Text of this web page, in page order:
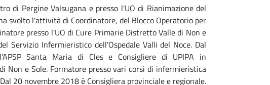
di Pergine Valsugana e presso l'UO di Rianimazione del
svolto l'attività di Coordinatore, del Blocco Operatorio per
presso l'UO di Cure Primarie Distretto Valle di Non e
Servizio Infermieristico dell'Ospedale Valli del Noce. Dal
Santa Maria di Cles e Consigliere di UPIPA in
Non e Sole. Formatore presso vari corsi di infermieristica
20 novembre 2018 è Consigliera provinciale e regionale.